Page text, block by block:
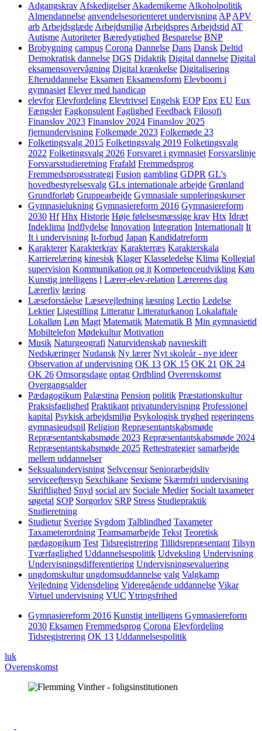
Adgangskrav Afskedigelser Akademikerne Alkoholpolitik
Almendannelse anvendelsesorienteret undervisning AP APV
arb Arbejdsglæde Arbejdsmiljø Arbejdspres Arbejdstid AT
Autisme Autoriteter Bæredygtighed Besparelse BNP
Brobygning campus Corona Dannelse Dans Dansk Deltid
Demokratisk dannelse DGS Didaktik Digital dannelse Digital
eksamensovervågning Digital krænkelse Digitalisering
Efteruddannelse Eksamen Eksamensform Elevboom i
gymnasiet Elever med handicap
elevfor Elevfordeling Elevtrivsel Engelsk EOP Epx EU Eux
Fængsler Fagkonsulent Faglighed Feedback Filosofi
Finanslov 2023 Finanslov 2024 Finanslov 2025
fjernundervisning Folkemøde 2023 Folkemøde 23
Folketingsvalg 2015 Folketingsvalg 2019 Folketingsvalg
2022 Folketingsvalg 2026 Forsvaret i gymnasiet Forsvarslinje
Forsvarsstudieretning Frafald Fremmedsprog
Fremmedsprogsstrategi Fusion gambling GDPR GL's
hovedbestyrelsesvalg GLs internationale arbejde Grønland
Grundforløb Gruppearbejde Gymnasiale suppleringskurser
Gymnasielukning Gymnasiereform 2016 Gymnasiereform
2030 Hf Hhx Historie Høje følelsesmæssige krav Htx Idræt
Indeklima Indflydelse Innovation Integration Internationalt It
It i undervisning It-forbud Japan Kandidatreform
Karakterer Karakterkrav Karakterræs Karakterskala
Karrierelæring kinesisk Klager Klasseledelse Klima Kollegial
supervision Kommunikation og it Kompetenceudvikling Køn
Kunstig intelligens l Lærer-elev-relation Lærerens dag
Lærerliv læring
Læseforståelse Læsevejledning læsning Lectio Ledelse
Lektier Ligestilling Litteratur Litteraturkanon Lokalaftale
Lokalløn Løn Magt Matematik Matematik B Min gymnasietid
Mobiltelefon Mødekultur Motivation
Musik Naturgeografi Naturvidenskab navneskift
Nedskæringer Nudansk Ny lærer Nyt skoleår - nye ideer
Observation af undervisning OK 13 OK 15 OK 21 OK 24
OK 26 Omsorgsdage optag Ordblind Overenskomst
Overgangsalder
Pædagogikum Palæstina Pension politik Præstationskultur
Praksisfaglighed Praktikant privatundervisning Professionel
kapital Psykisk arbejdsmiljø Psykologisk tryghed regeringens
gymnasieudspil Religion Repræsentantskabsmøde
Repræsentantskabsmøde 2023 Repræsentantskabsmøde 2024
Repræsentantskabsmøde 2025 Rettestrategier samarbejde
mellem uddannelser
Seksualundervisning Selvcensur Seniorarbejdsliv
serviceeftersyn Sexchikane Sexisme Skærmfri undervisning
Skriftlighed Snyd social arv Sociale Medier Socialt taxameter
søgetal SOP Sorgorlov SRP Stress Studiepraktik
Studieretning
Studietur Sverige Sygdom Talblindhed Taxameter
Taxameterordning Teamsamarbejde Tekst Teoretisk
pædagogikum Test Tidsregistrering Tillidsrepræsentant Tilsyn
Tværfaglighed Uddannelsespolitik Udveksling Undervisning
Undervisningsdifferentiering Undervisningsevaluering
ungdomskultur ungdomsuddannelse valg Valgkamp
Vejledning Vidensdeling Videregående uddannelse Vikar
Virtuel undervisning VUC Ytringsfrihed
Gymnasiereform 2016 Kunstig intelligens Gymnasiereform
2030 Eksamen Fremmedsprog Corona Elevfordeling
Tidsregistrering OK 13 Uddannelsespolitik
luk
Overenskomst